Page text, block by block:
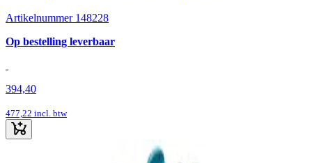
Artikelnummer 148228
Op bestelling leverbaar
394,40
477,22 incl. btw